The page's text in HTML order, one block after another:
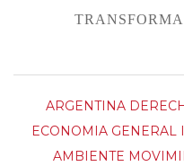
ARGENTINA
ECONOMIA GENERAL
AMBIENTE